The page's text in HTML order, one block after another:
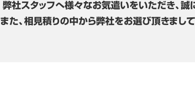
弊社スタッフへ様々なお気遣いをいただき、誠
また、相見積りの中から弊社をお選び頂きまして